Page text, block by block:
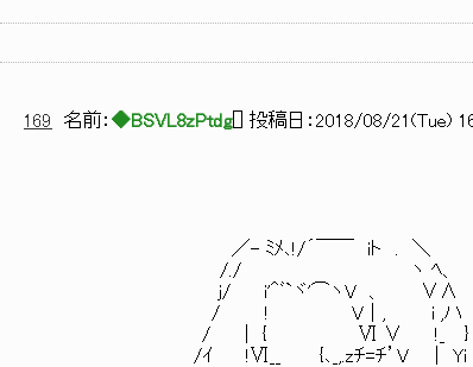
169 名前： ◆BSVL8zPtdg[ ] 投稿日： 2018/08/21(Tue)
／- ﾐﾒ､!/´￣￣ iト . ＼
/./ ヽ ﾍ、
j/ i'＾ﾞ`ヾ'⌒ヽV 、 ∨∧
/ ! V｜, i ,ハ
/ ｜ { Ⅵ ∨ !_ }
/ｲ !Ⅵ__ {､_,.zﾁ=ﾁ’V | Yi んで、